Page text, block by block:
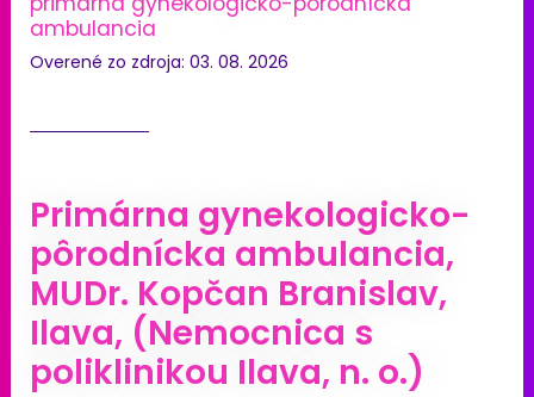
ambulancia
Overené zo zdroja: 03. 08. 2026
Primárna gynekologicko-
pôrodnícka ambulancia,
MUDr. Kopčan Branislav,
Ilava, (Nemocnica s
poliklinikou Ilava, n. o.)